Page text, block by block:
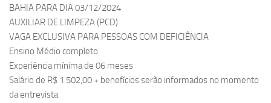
BAHIA PARA DIA 03/12/2024
AUXILIAR DE LIMPEZA (PCD)
VAGA EXCLUSIVA PARA PESSOAS COM DEFICIÊNCIA
Ensino Médio completo
Experiência mínima de 06 meses
Salário de R$ 1.502,00 + benefícios serão informados no momento
da entrevista